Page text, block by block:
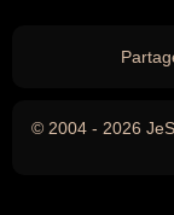
© 2004 - 2026